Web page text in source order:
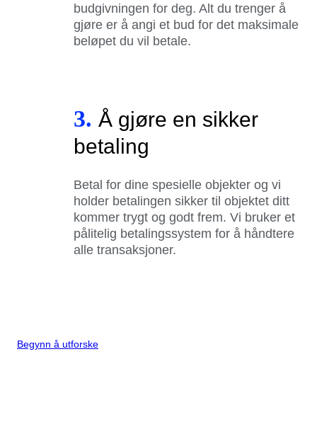
budgivningen for deg. Alt du trenger å
gjøre er å angi et bud for det maksimale
beløpet du vil betale.
3. Å gjøre en sikker
betaling
Betal for dine spesielle objekter og vi
holder betalingen sikker til objektet ditt
kommer trygt og godt frem. Vi bruker et
pålitelig betalingssystem for å håndtere
alle transaksjoner.
Begynn å utforske